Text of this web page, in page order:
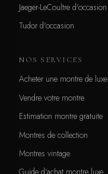
Jaeger-LeCoultre d'occasion
Tudor d'occasion
NOS SERVICES
Acheter une montre de luxe
Vendre votre montre
Estimation montre gratuite
Montres de collection
Montres vintage